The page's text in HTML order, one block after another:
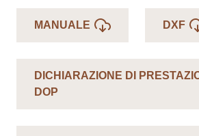
MANUALE DXF
DICHIARAZIONE DI
DOP